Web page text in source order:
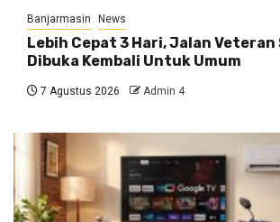
Banjarmasin News
Lebih Cepat 3 Hari, Jalan
Dibuka Kembali Untuk Umum
7 Agustus 2026 Admin 4